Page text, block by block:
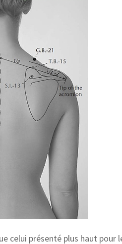
celui présenté plus haut pour